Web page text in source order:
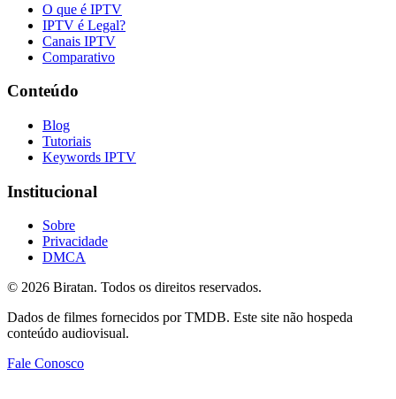
O que é IPTV
IPTV é Legal?
Canais IPTV
Comparativo
Conteúdo
Blog
Tutoriais
Keywords IPTV
Institucional
Sobre
Privacidade
DMCA
© 2026 Biratan. Todos os direitos reservados.
Dados de filmes fornecidos por TMDB. Este site não hospeda
conteúdo audiovisual.
Fale Conosco